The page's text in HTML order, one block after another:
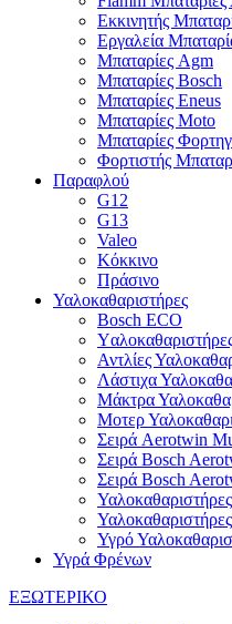
Εκκινητής
Εργαλεία
Μπαταρίες Agm
Μπαταρίες Bosch
Μπαταρίες Eneus
Μπαταρίες Moto
Μπαταρίες
Φορτιστής
Παραφλού
G12
G13
Valeo
Κόκκινο
Πράσινο
Υαλοκαθαριστήρες
Bosch ECO
Αντλίες
Λάστιχα
Μάκτρα
Μοτερ
Σειρά Aerotwin
Σειρά Bosch
Σειρά Bosch
Υγρό
Υγρά Φρένων
ΕΞΩΤΕΡΙΚΟ